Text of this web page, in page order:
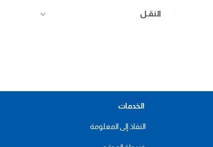
النقـل
الخدمات
النفاذ إلى المعلومة